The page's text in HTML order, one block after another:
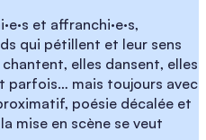
et affranchi·e·s,
qui pétillent et leur sens
elles dansent, elles
parfois… mais toujours avec
poésie décalée et
mise en scène se veut